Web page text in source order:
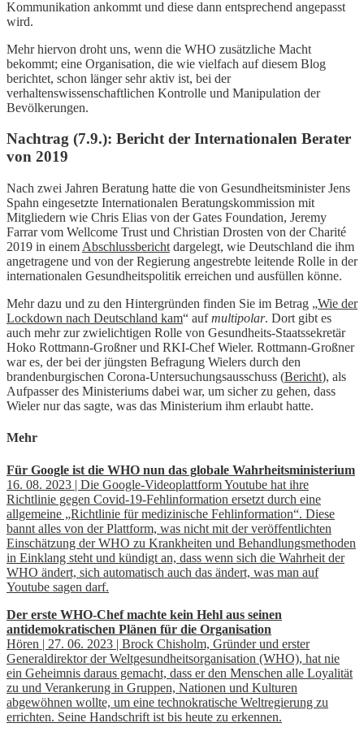
Kommunikation ankommt und diese dann entsprechend angepasst
wird.
Mehr hiervon droht uns, wenn die WHO zusätzliche Macht
bekommt; eine Organisation, die wie vielfach auf diesem Blog
berichtet, schon länger sehr aktiv ist, bei der
verhaltenswissenschaftlichen Kontrolle und Manipulation der
Bevölkerungen.
Nachtrag (7.9.): Bericht der Internationalen Berater
von 2019
Nach zwei Jahren Beratung hatte die von Gesundheitsminister Jens
Spahn eingesetzte Internationalen Beratungskommission mit
Mitgliedern wie Chris Elias von der Gates Foundation, Jeremy
Farrar vom Wellcome Trust und Christian Drosten von der Charité
2019 in einem Abschlussbericht dargelegt, wie Deutschland die ihm
angetragene und von der Regierung angestrebte leitende Rolle in der
internationalen Gesundheitspolitik erreichen und ausfüllen könne.
Mehr dazu und zu den Hintergründen finden Sie im Betrag „Wie der
Lockdown nach Deutschland kam“ aufmultipolar. Dort gibt es
auch mehr zur zwielichtigen Rolle von Gesundheits-Staatssekretär
Hoko Rottmann-Großner und RKI-Chef Wieler. Rottmann-Großner
war es, der bei der jüngsten Befragung Wielers durch den
brandenburgischen Corona-Untersuchungsausschuss (Bericht), als
Aufpasser des Ministeriums dabei war, um sicher zu gehen, dass
Wieler nur das sagte, was das Ministerium ihm erlaubt hatte.
Mehr
Für Google ist die WHO nun das globale Wahrheitsministerium
16. 08. 2023 | Die Google-Videoplattform Youtube hat ihre
Richtlinie gegen Covid-19-Fehlinformation ersetzt durch eine
allgemeine „Richtlinie für medizinische Fehlinformation“. Diese
bannt alles von der Plattform, was nicht mit der veröffentlichten
Einschätzung der WHO zu Krankheiten und Behandlungsmethoden
in Einklang steht und kündigt an, dass wenn sich die Wahrheit der
WHO ändert, sich automatisch auch das ändert, was man auf
Youtube sagen darf.
Der erste WHO-Chef machte kein Hehl aus seinen
antidemokratischen Plänen für die Organisation
Hören | 27. 06. 2023 | Brock Chisholm, Gründer und erster
Generaldirektor der Weltgesundheitsorganisation (WHO), hat nie
ein Geheimnis daraus gemacht, dass er den Menschen alle Loyalität
zu und Verankerung in Gruppen, Nationen und Kulturen
abgewöhnen wollte, um eine technokratische Weltregierung zu
errichten. Seine Handschrift ist bis heute zu erkennen.